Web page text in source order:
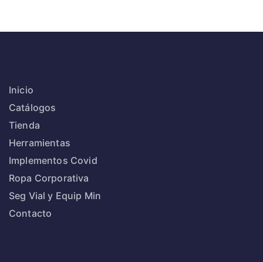
Inicio
Catálogos
Tienda
Herramientas
Implementos Covid
Ropa Corporativa
Seg Vial y Equip Min
Contacto